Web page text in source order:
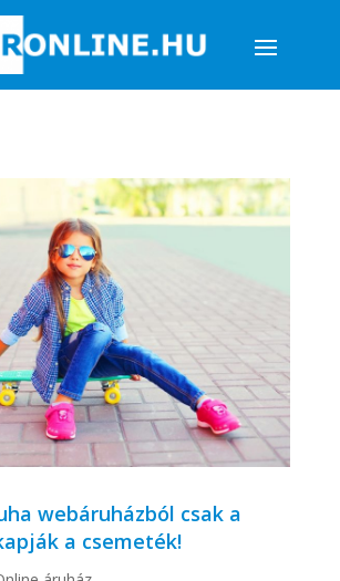
webáruházból csak a
a csemeték!